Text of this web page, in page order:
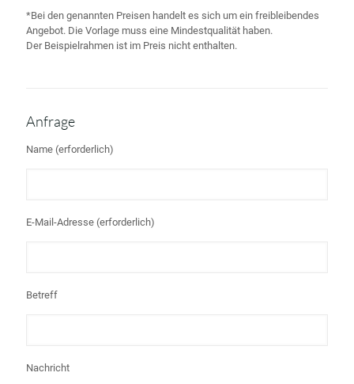
*Bei den genannten Preisen handelt es sich um ein freibleibendes
Angebot. Die Vorlage muss eine Mindestqualität haben.
Der Beispielrahmen ist im Preis nicht enthalten.
Anfrage
Name (erforderlich)
E-Mail-Adresse (erforderlich)
Betreff
Nachricht